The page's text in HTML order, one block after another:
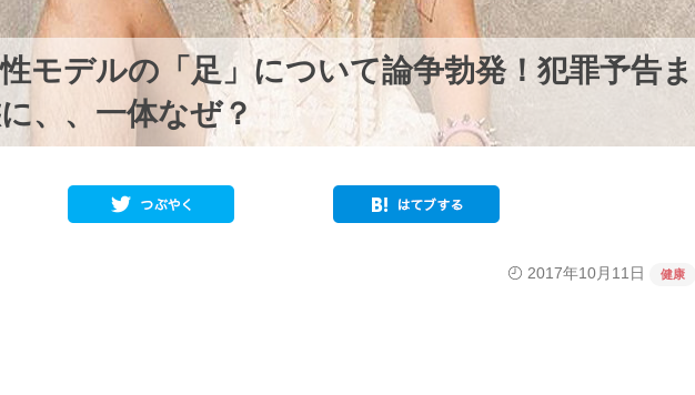
性モデルの「足」について論争勃発！犯罪予告ま
、、一体なぜ？
2017年10月11日 健康